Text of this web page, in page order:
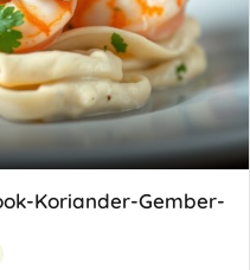
Koriander-Gember-